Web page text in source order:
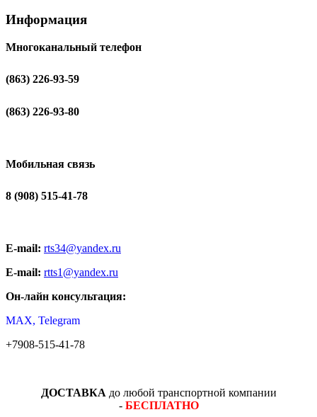
Информация
Многоканальный телефон
(863) 226-93-59
(863) 226-93-80
Мобильная связь
8 (908) 515-41-78
E-mail: rts34@yandex.ru
E-mail: rtts1@yandex.ru
Он-лайн консультация:
MAX, Telegram
+7908-515-41-78
ДОСТАВКА до любой транспортной компании
- БЕСПЛАТНО